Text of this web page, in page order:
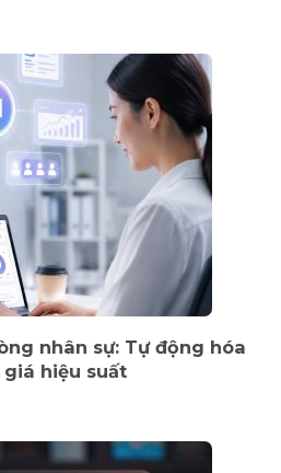
nhân sự: Tự động hóa
hiệu suất